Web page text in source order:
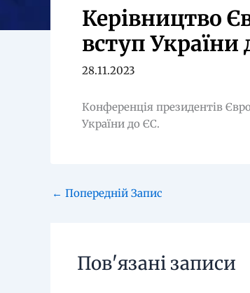
Керівництво
вступ України
28.11.2023
Конференція президентів
України до ЄС.
← Попередній Запис
Пов'язані записи